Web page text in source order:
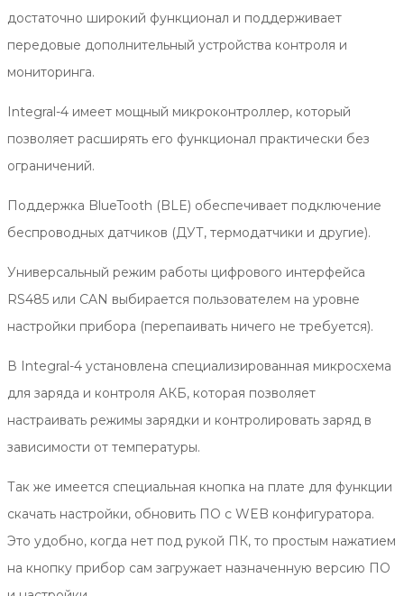
достаточно широкий функционал и поддерживает
передовые дополнительный устройства контроля и
мониторинга.
Integral-4 имеет мощный микроконтроллер, который
позволяет расширять его функционал практически без
ограничений.
Поддержка BlueTooth (BLE) обеспечивает подключение
беспроводных датчиков (ДУТ, термодатчики и другие).
Универсальный режим работы цифрового интерфейса
RS485 или CAN выбирается пользователем на уровне
настройки прибора (перепаивать ничего не требуется).
В Integral-4 установлена специализированная микросхема
для заряда и контроля АКБ, которая позволяет
настраивать режимы зарядки и контролировать заряд в
зависимости от температуры.
Так же имеется специальная кнопка на плате для функции
скачать настройки, обновить ПО с WEB конфигуратора.
Это удобно, когда нет под рукой ПК, то простым нажатием
на кнопку прибор сам загружает назначенную версию ПО